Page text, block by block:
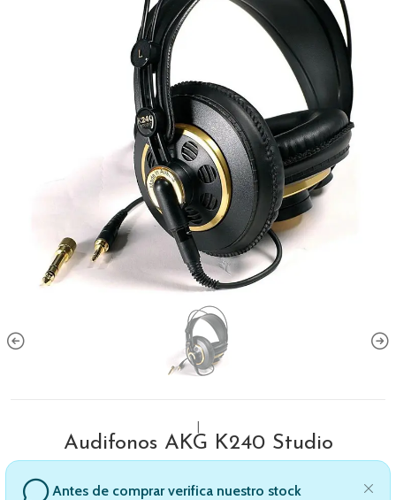
Audifonos AKG K240 Studio
Antes de comprar verifica nuestro stock